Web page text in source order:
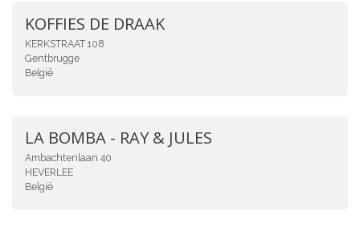
KOFFIES DE DRAAK
KERKSTRAAT 108
Gentbrugge
België
LA BOMBA - RAY & JULES
Ambachtenlaan 40
HEVERLEE
België